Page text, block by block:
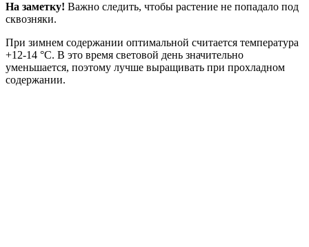
На заметку! Важно следить, чтобы растение не попадало под
сквозняки.
При зимнем содержании оптимальной считается температура
+12-14 °C. В это время световой день значительно
уменьшается, поэтому лучше выращивать при прохладном
содержании.